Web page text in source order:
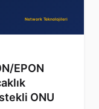
EPON
ONU